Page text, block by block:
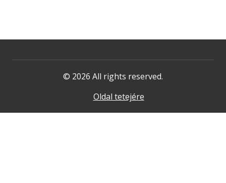
© 2026 All rights reserved.
Oldal tetejére